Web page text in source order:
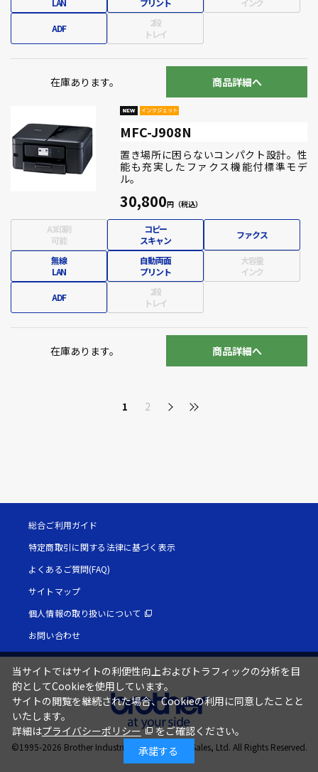
LAN
プリント
インク
ADF
2段
トレイ
在庫あります。 商品詳細へ
MFC-J908N
置き場所に困らないコンパクト設計。性
能も充実したファクス機能付標準モデ
ル。
30,800
A3印刷
可能
コピー
スキャン
ファクス
無線
LAN
自動両面
プリント
大容量
インク
ADF
2段
トレイ
在庫あります。 商品詳細へ
1 2
総合ご利用ガイド
特定商取引に関する法律に基づく表示
よくあるご質問(FAQ)
サイトマップ
個人情報の取り扱いについて
お問い合わせ
©1995-2026 Brother Industries, Ltd. / Brother Sales, Ltd. All Rights Reserved.
当サイトではサイトの利便性向上およびトラフィックの分析を目
的としてCookieを使用しています。
サイトの閲覧を継続された場合、Cookieの利用に同意したことと
いたします。
詳細はプライバシーポリシー
をご確認ください。
承諾する